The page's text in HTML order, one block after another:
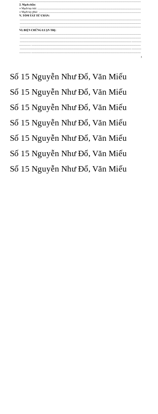
Số 15 Nguyễn Như Đổ, Văn Miếu​​​​
Số 15 Nguyễn Như Đổ, Văn Miếu​​​​
Số 15 Nguyễn Như Đổ, Văn Miếu​​​​
Số 15 Nguyễn Như Đổ, Văn Miếu​​​​
Số 15 Nguyễn Như Đổ, Văn Miếu​​​​
Số 15 Nguyễn Như Đổ, Văn Miếu​​​​
Số 15 Nguyễn Như Đổ, Văn Miếu​​​​